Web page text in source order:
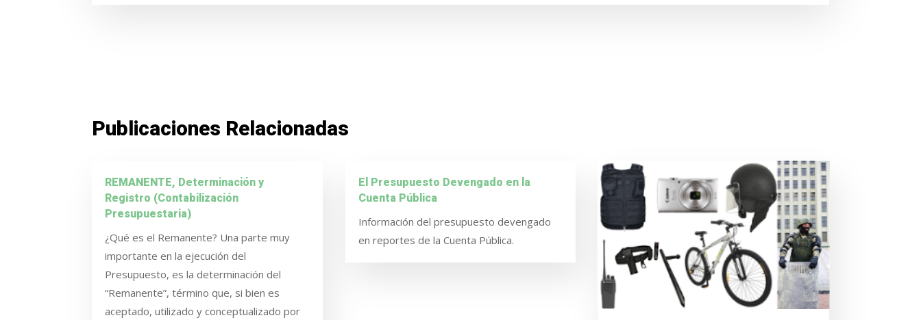
Publicaciones Relacionadas
REMANENTE, Determinación y
Registro (Contabilización
Presupuestaria)
¿Qué es el Remanente? Una parte muy
importante en la ejecución del
Presupuesto, es la determinación del
“Remanente”, término que, si bien es
aceptado, utilizado y conceptualizado por
El Presupuesto Devengado en la
Cuenta Pública
Información del presupuesto devengado
en reportes de la Cuenta Pública.